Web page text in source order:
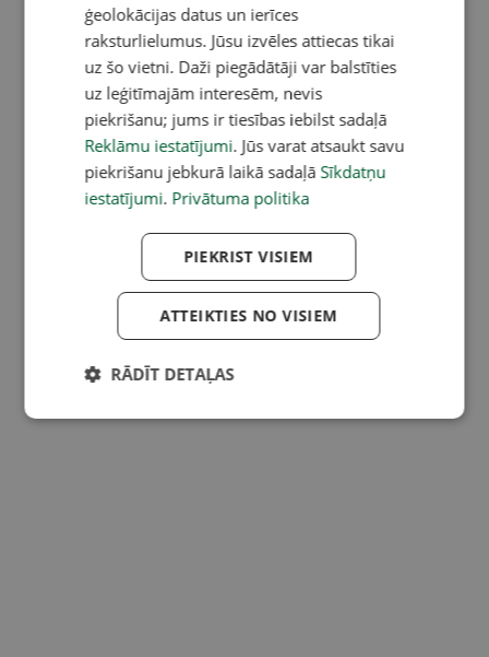
ģeolokācijas datus un ierīces
raksturlielumus. Jūsu izvēles attiecas tikai
uz šo vietni. Daži piegādātāji var balstīties
uz leģitīmajām interesēm, nevis
piekrišanu; jums ir tiesības iebilst sadaļā
Reklāmu iestatījumi. Jūs varat atsaukt savu
piekrišanu jebkurā laikā sadaļā Sīkdatņu
iestatījumi. Privātuma politika
PIEKRIST VISIEM
ATTEIKTIES NO VISIEM
RĀDĪT DETAĻAS